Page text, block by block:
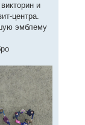
и
центра.
эмблему